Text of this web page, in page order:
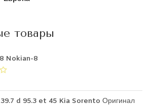
товары
Nokian-8
d 95.3 et 45 Kia Sorento Оригинал